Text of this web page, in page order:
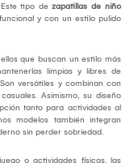
tipo de zapatillas de niño
y con un estilo pulido
que buscan un estilo más
limpias y libres de
versátiles y combinan con
Asimismo, su diseño
tanto para actividades al
modelos también integran
sin perder sobriedad.
o actividades físicas, las